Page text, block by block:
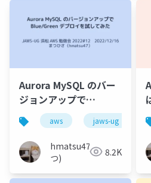
Aurora MySQL のバー
ジョンアップで
Blue_Green デプロイ
を試してみた
aws jaws-ug
hmatsu47(ま
つ)
8.2K